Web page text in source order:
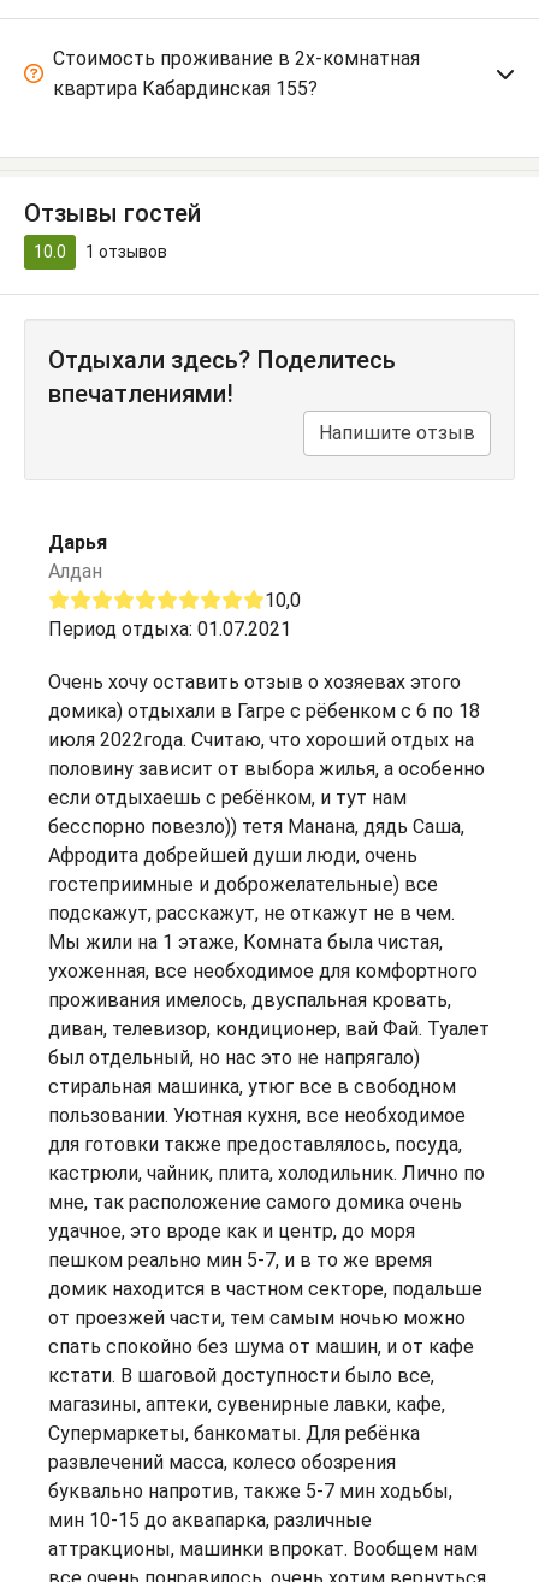
Стоимость проживание в 2х-комнатная
квартира Кабардинская 155?
Отзывы гостей
10.0 1 отзывов
Отдыхали здесь? Поделитесь
впечатлениями!
Напишите отзыв
Дарья
Алдан
10,0
Период отдыха: 01.07.2021
Очень хочу оставить отзыв о хозяевах этого
домика) отдыхали в Гагре с рёбенком с 6 по 18
июля 2022года. Считаю, что хороший отдых на
половину зависит от выбора жилья, а особенно
если отдыхаешь с ребёнком, и тут нам
бесспорно повезло)) тетя Манана, дядь Саша,
Афродита добрейшей души люди, очень
гостеприимные и доброжелательные) все
подскажут, расскажут, не откажут не в чем.
Мы жили на 1 этаже, Комната была чистая,
ухоженная, все необходимое для комфортного
проживания имелось, двуспальная кровать,
диван, телевизор, кондиционер, вай Фай. Туалет
был отдельный, но нас это не напрягало)
стиральная машинка, утюг все в свободном
пользовании. Уютная кухня, все необходимое
для готовки также предоставлялось, посуда,
кастрюли, чайник, плита, холодильник. Лично по
мне, так расположение самого домика очень
удачное, это вроде как и центр, до моря
пешком реально мин 5-7, и в то же время
домик находится в частном секторе, подальше
от проезжей части, тем самым ночью можно
спать спокойно без шума от машин, и от кафе
кстати. В шаговой доступности было все,
магазины, аптеки, сувенирные лавки, кафе,
Супермаркеты, банкоматы. Для ребёнка
развлечений масса, колесо обозрения
буквально напротив, также 5-7 мин ходьбы,
мин 10-15 до аквапарка, различные
аттракционы, машинки впрокат. Вообщем нам
все очень понравилось, очень хотим вернуться